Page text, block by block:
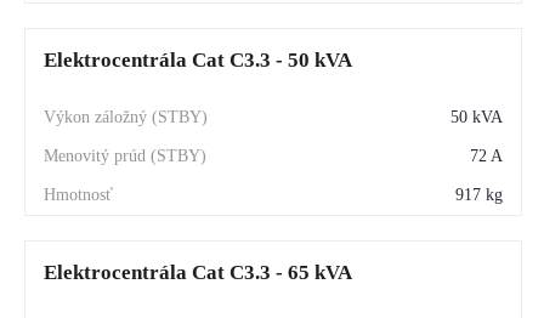
Elektrocentrála Cat C3.3 - 50 kVA
50 kVA
72 A
917 kg
Elektrocentrála Cat C3.3 - 65 kVA